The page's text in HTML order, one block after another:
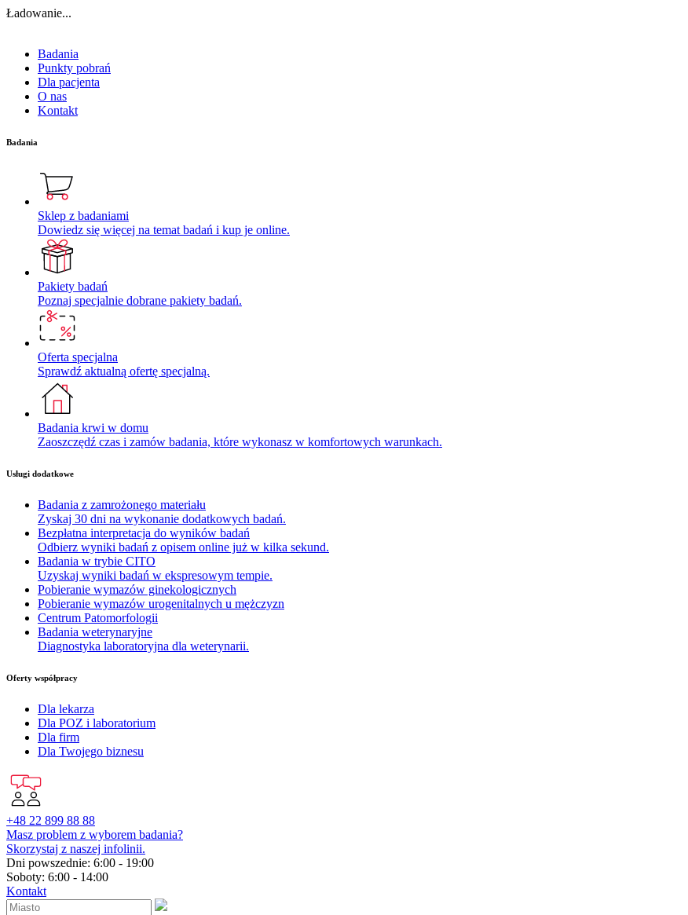
Ładowanie...
Badania
Punkty pobrań
Dla pacjenta
O nas
Kontakt
Badania
Sklep z badaniami
Dowiedz się więcej na temat badań i kup je online.
Pakiety badań
Poznaj specjalnie dobrane pakiety badań.
Oferta specjalna
Sprawdź aktualną ofertę specjalną.
Badania krwi w domu
Zaoszczędź czas i zamów badania, które wykonasz w komfortowych warunkach.
Usługi dodatkowe
Badania z zamrożonego materiału
Zyskaj 30 dni na wykonanie dodatkowych badań.
Bezpłatna interpretacja do wyników badań
Odbierz wyniki badań z opisem online już w kilka sekund.
Badania w trybie CITO
Uzyskaj wyniki badań w ekspresowym tempie.
Pobieranie wymazów ginekologicznych
Pobieranie wymazów urogenitalnych u mężczyzn
Centrum Patomorfologii
Badania weterynaryjne
Diagnostyka laboratoryjna dla weterynarii.
Oferty współpracy
Dla lekarza
Dla POZ i laboratorium
Dla firm
Dla Twojego biznesu
+48 22 899 88 88
Masz problem z wyborem badania?
Skorzystaj z naszej infolinii.
Dni powszednie: 6:00 - 19:00
Soboty: 6:00 - 14:00
Kontakt